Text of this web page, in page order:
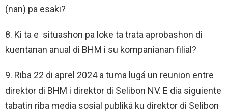
(nan) pa esaki?
8. Ki ta e situashon pa loke ta trata aprobashon di
kuentanan anual di BHM i su kompanianan filial?
9. Riba 22 di aprel 2024 a tuma lugá un reunion entre
direktor di BHM i direktor di Selibon NV. E dia siguiente
tabatin riba media sosial publiká ku direktor di Selibon